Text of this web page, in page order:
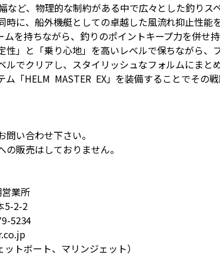
など、物理的な制約がある中で広々とした釣り
に、船外機艇としての卓越した風流れ抑止性能
を持ちながら、釣りのポイントキープ力を併せ持
性」と「乗り心地」を高いレベルで保ちながら、
でクリアし、スタイリッシュなフォルムにまと
「HELM MASTER EX」を装備することでその戦
い合わせ下さい。
販売はしておりません。
業所
5-2-2
5234
トボート、マリンジェット）